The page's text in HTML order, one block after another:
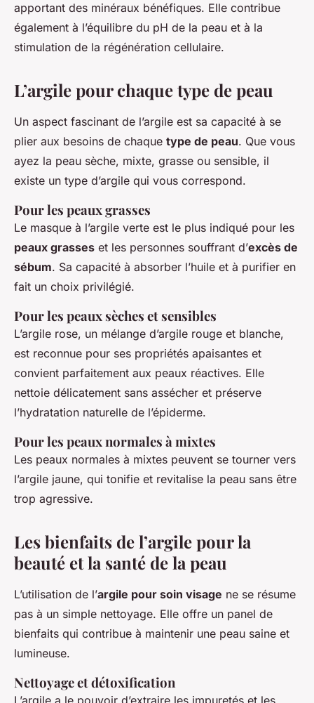
apportant des minéraux bénéfiques. Elle contribue
également à l’équilibre du pH de la peau et à la
stimulation de la régénération cellulaire.
L’argile pour chaque type de peau
Un aspect fascinant de l’argile est sa capacité à se
plier aux besoins de chaque type de peau. Que vous
ayez la peau sèche, mixte, grasse ou sensible, il
existe un type d’argile qui vous correspond.
Pour les peaux grasses
Le masque à l’argile verte est le plus indiqué pour les
peaux grasses et les personnes souffrant d’excès de
sébum. Sa capacité à absorber l’huile et à purifier en
fait un choix privilégié.
Pour les peaux sèches et sensibles
L’argile rose, un mélange d’argile rouge et blanche,
est reconnue pour ses propriétés apaisantes et
convient parfaitement aux peaux réactives. Elle
nettoie délicatement sans assécher et préserve
l’hydratation naturelle de l’épiderme.
Pour les peaux normales à mixtes
Les peaux normales à mixtes peuvent se tourner vers
l’argile jaune, qui tonifie et revitalise la peau sans être
trop agressive.
Les bienfaits de l’argile pour la
beauté et la santé de la peau
L’utilisation de l’argile pour soin visage ne se résume
pas à un simple nettoyage. Elle offre un panel de
bienfaits qui contribue à maintenir une peau saine et
lumineuse.
Nettoyage et détoxification